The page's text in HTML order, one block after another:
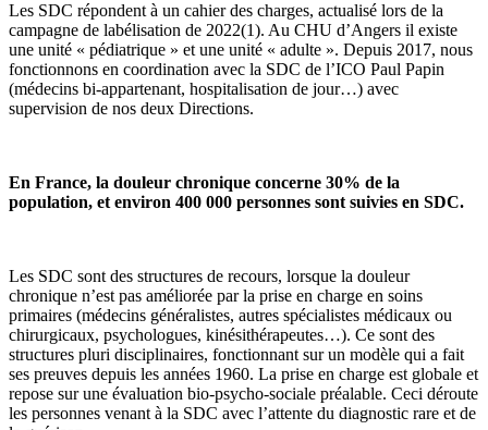
Les SDC répondent à un cahier des charges, actualisé lors de la
campagne de labélisation de 2022(1). Au CHU d’Angers il existe
une unité « pédiatrique » et une unité « adulte ». Depuis 2017, nous
fonctionnons en coordination avec la SDC de l’ICO Paul Papin
(médecins bi-appartenant, hospitalisation de jour…) avec
supervision de nos deux Directions.
En France, la douleur chronique concerne 30% de la
population, et environ 400 000 personnes sont suivies en SDC.
Les SDC sont des structures de recours, lorsque la douleur
chronique n’est pas améliorée par la prise en charge en soins
primaires (médecins généralistes, autres spécialistes médicaux ou
chirurgicaux, psychologues, kinésithérapeutes…). Ce sont des
structures pluri disciplinaires, fonctionnant sur un modèle qui a fait
ses preuves depuis les années 1960. La prise en charge est globale et
repose sur une évaluation bio-psycho-sociale préalable. Ceci déroute
les personnes venant à la SDC avec l’attente du diagnostic rare et de